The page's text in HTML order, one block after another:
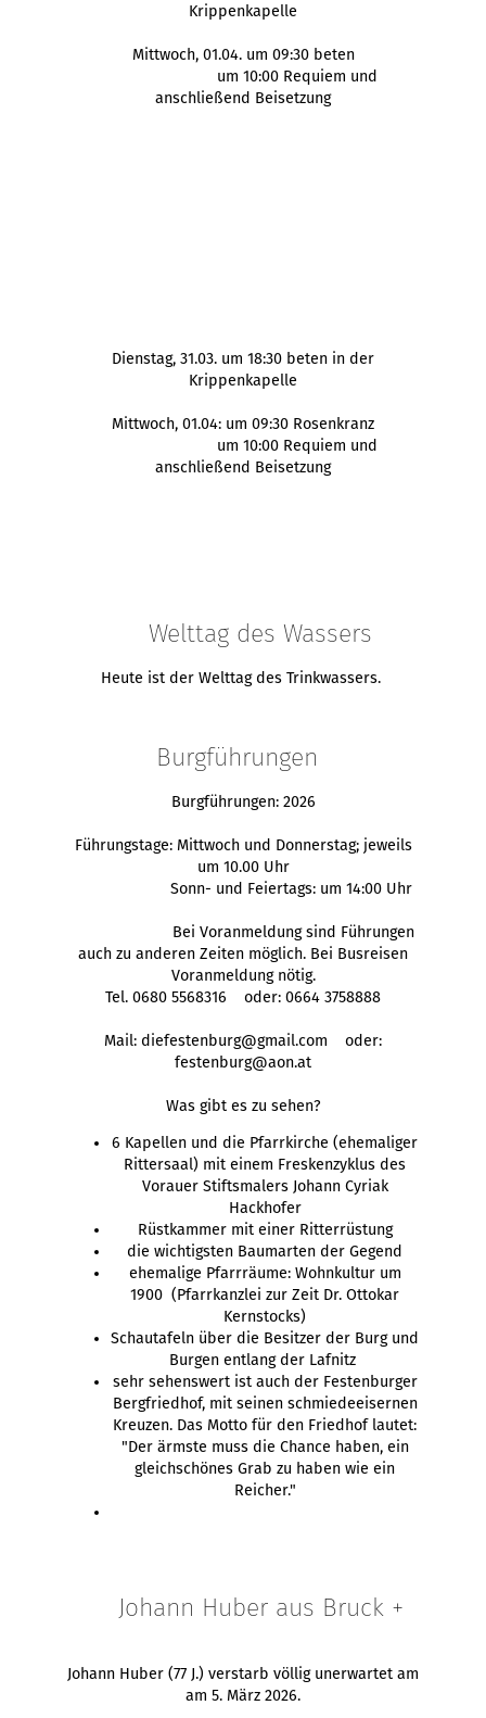
Krippenkapelle
Mittwoch, 01.04. um 09:30 beten
um 10:00 Requiem und
anschließend Beisetzung
Dienstag, 31.03. um 18:30 beten in der
Krippenkapelle
Mittwoch, 01.04: um 09:30 Rosenkranz
um 10:00 Requiem und
anschließend Beisetzung
Welttag des Wassers
Heute ist der Welttag des Trinkwassers.
Burgführungen
Burgführungen: 2026
Führungstage: Mittwoch und Donnerstag; jeweils
um 10.00 Uhr
Sonn- und Feiertags: um 14:00 Uhr
Bei Voranmeldung sind Führungen
auch zu anderen Zeiten möglich. Bei Busreisen
Voranmeldung nötig.
Tel. 0680 5568316 oder: 0664 3758888
Mail: diefestenburg@gmail.com oder:
festenburg@aon.at
Was gibt es zu sehen?
6 Kapellen und die Pfarrkirche (ehemaliger
Rittersaal) mit einem Freskenzyklus des
Vorauer Stiftsmalers Johann Cyriak
Hackhofer
Rüstkammer mit einer Ritterrüstung
die wichtigsten Baumarten der Gegend
ehemalige Pfarrräume: Wohnkultur um
1900 (Pfarrkanzlei zur Zeit Dr. Ottokar
Kernstocks)
Schautafeln über die Besitzer der Burg und
Burgen entlang der Lafnitz
sehr sehenswert ist auch der Festenburger
Bergfriedhof, mit seinen schmiedeeisernen
Kreuzen. Das Motto für den Friedhof lautet:
"Der ärmste muss die Chance haben, ein
gleichschönes Grab zu haben wie ein
Reicher."
Johann Huber aus Bruck +
Johann Huber (77 J.) verstarb völlig unerwartet am
am 5. März 2026.